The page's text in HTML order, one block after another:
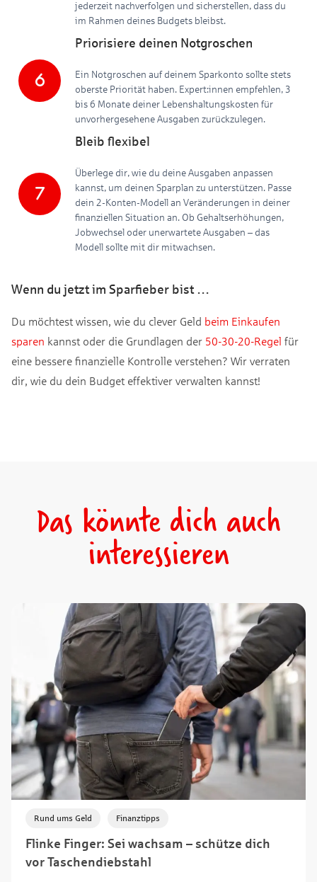
jederzeit nachverfolgen und sicherstellen, dass du
im Rahmen deines Budgets bleibst.
Priorisiere deinen Notgroschen
Ein Notgroschen auf deinem Sparkonto sollte stets
oberste Priorität haben. Expert:innen empfehlen, 3
bis 6 Monate deiner Lebenshaltungskosten für
unvorhergesehene Ausgaben zurückzulegen.
Bleib flexibel
Überlege dir, wie du deine Ausgaben anpassen
kannst, um deinen Sparplan zu unterstützen. Passe
dein 2-Konten-Modell an Veränderungen in deiner
finanziellen Situation an. Ob Gehaltserhöhungen,
Jobwechsel oder unerwartete Ausgaben – das
Modell sollte mit dir mitwachsen.
Wenn du jetzt im Sparfieber bist …
Du möchtest wissen, wie du clever Geld beim Einkaufen
sparen kannst oder die Grundlagen der 50-30-20-Regel für
eine bessere finanzielle Kontrolle verstehen? Wir verraten
dir, wie du dein Budget effektiver verwalten kannst!
Das könnte dich auch
interessieren
Flinke Finger: Sei wachsam – schütze dich
vor Taschendiebstahl
Rund ums Geld Finanztipps